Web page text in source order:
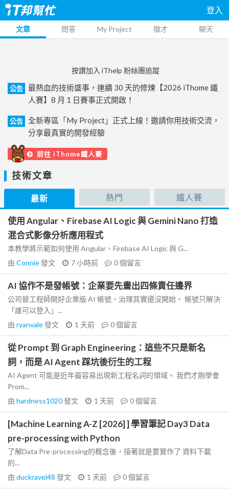
登入
文章 問答 My Project 徵才 聊天
按讚加入 iThelp 粉絲團追蹤
公告
最熱血的技術盛事，連續 30 天的修煉【2026 iThome 鐵
人賽】8 月 1 日賽事正式開啟！
公告
全新專區「My Project」正式上線！邀請你用技術交流，
分享最真實的開發經驗
前往 iThome鐵人賽
技術文章
最新 熱門 鐵人賽
使用 Angular、Firebase AI Logic 與 Gemini Nano 打造
混合式影像分析應用程式
本教學將示範如何使用 Angular、Firebase AI Logic 與 G...
由 Connie發文 7 小時前 0個留言
AI 協作不是發帳號：企業要先畫出四條責任邊界
公司替工程師開好企業版 AI 帳號，治理其實還沒開始。 帳號只解決
「誰可以登入」...
由 ryanvale發文 1 天前 0個留言
從 Prompt 到 Graph Engineering：這些不只是新名
詞，而是 AI Agent 踩坑後衍生的工程
AI Agent 可能是近年最容易出現新工程名詞的領域。 我們才剛學會
Prom...
由 hardness1020發文 1 天前 0個留言
[Machine Learning A-Z [2026] ] 學習筆記 Day3 Data
pre-processing with Python
了解Data Pre-processing的概念後，接著就是要實作了 資料下載
的...
由 duckravel48 發文 1 天前 0個留言